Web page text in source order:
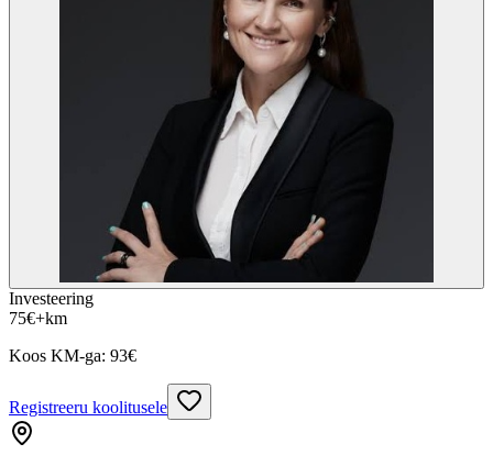
Investeering
75€+km
Koos KM-ga: 93€
Registreeru koolitusele